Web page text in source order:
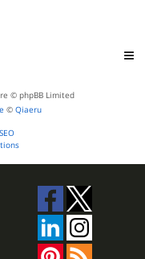
© phpBB Limited
© Qiaeru